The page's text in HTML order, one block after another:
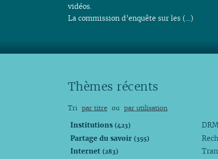
vidéos.
La commission d’enquête sur les (…)
Thèmes récents
Tri par titre ou par utilisation
Institutions(423)
Partage du savoir(355)
Internet(283)